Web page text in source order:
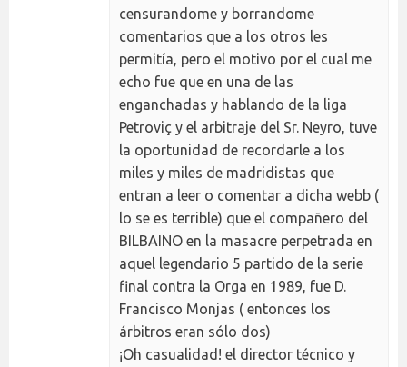
censurandome y borrandome
comentarios que a los otros les
permitía, pero el motivo por el cual me
echo fue que en una de las
enganchadas y hablando de la liga
Petroviç y el arbitraje del Sr. Neyro, tuve
la oportunidad de recordarle a los
miles y miles de madridistas que
entran a leer o comentar a dicha webb (
lo se es terrible) que el compañero del
BILBAINO en la masacre perpetrada en
aquel legendario 5 partido de la serie
final contra la Orga en 1989, fue D.
Francisco Monjas ( entonces los
árbitros eran sólo dos)
¡Oh casualidad! el director técnico y